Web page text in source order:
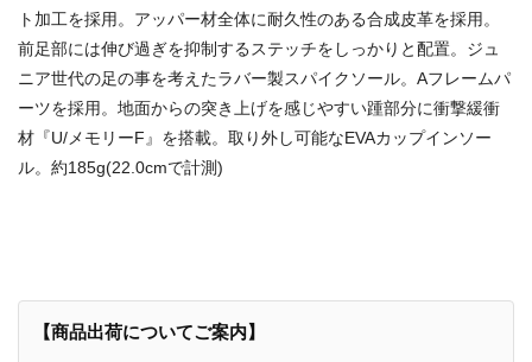
ト加工を採用。アッパー材全体に耐久性のある合成皮革を採用。
前足部には伸び過ぎを抑制するステッチをしっかりと配置。ジュ
ニア世代の足の事を考えたラバー製スパイクソール。Aフレームパ
ーツを採用。地面からの突き上げを感じやすい踵部分に衝撃緩衝
材『U/メモリーF』を搭載。取り外し可能なEVAカップインソー
ル。約185g(22.0cmで計測)
【商品出荷についてご案内】